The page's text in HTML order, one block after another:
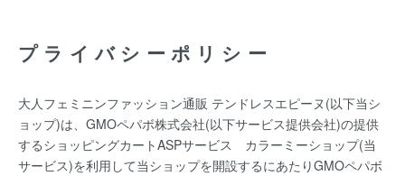
プライバシーポリシー
大人フェミニンファッション通販 テンドレスエピーヌ(以下当シ
ョップ)は、 GMOペパボ株式会社(以下サービス提供会社)の提供
するショッピングカートASPサービス カラーミーショップ(当
サービス)を利用して当ショップを開設するにあたりGMOペパボ